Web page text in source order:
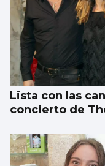
La gasolina
el diésel el doble
Lista con las
concierto de